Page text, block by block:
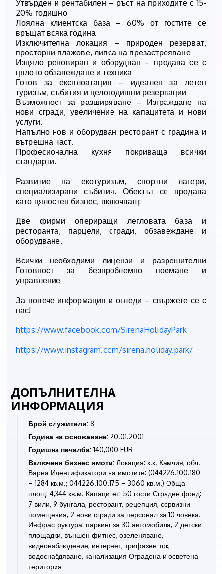
Утвърден и рентабилен – ръст на приходите с 15-
20% годишно
Лоялна клиентска база – 60% от гостите се
връщат всяка година
Изключителна локация – природен резерват,
просторни плажове, липса на презастрояване
Изцяло реновиран и оборудван – продава се с
цялото обзавеждане и техника
Готов за експлоатация – идеален за летен
туризъм, събития и целогодишни резервации
Възможност за разширяване – Изграждане на
нови сгради, увеличение на капацитета и нови
услуги.
Напълно нов и оборудван ресторант с градина и
вътрешна част.
Професионална кухня покриваща всички
стандарти.
Развитие на екотуризъм, спортни лагери,
специализирани събития. Обектът се продава
като цялостен бизнес, включващ:
Две фирми опериращи легловата база и
ресторанта, парцели, сгради, обзавеждане и
оборудване.
Всички необходими лицензи и разрешителни
Готовност за безпроблемно поемане и
управление
За повече информация и огледи – свържете се с
нас!
https://www.facebook.com/SirenaHolidayPark
https://www.instagram.com/sirena.holiday.park/
ДОПЪЛНИТЕЛНА
ИНФОРМАЦИЯ
Брой служители: 8
Година на основаване: 20.01.2001
Годишна печалба: 140,000 EUR
Включени бизнес имоти: Локация: к.к. Камчия, обл.
Варна Идентификатори на имотите: (044226.100.180
– 1284 кв.м.; 044226.100.175 – 3060 кв.м.) Обща
площ: 4,344 кв.м. Капацитет: 50 гости Сграден фонд:
7 вили, 9 бунгала, ресторант, рецепция, сервизни
помещения, 2 нови сгради за персонал за 10 човека.
Инфраструктура: паркинг за 30 автомобила, 2 детски
площадки, външен фитнес, озеленяване,
видеонаблюдение, интернет, трифазен ток,
водоснабдяване, канализация Оградена и осветена
територия